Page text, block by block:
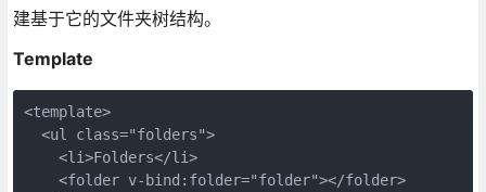
建基于它的文件夹树结构。
Template
<template>
  <ul class="folders">
    <li>Folders</li>
    <folder v-bind:folder="folder"></folder>